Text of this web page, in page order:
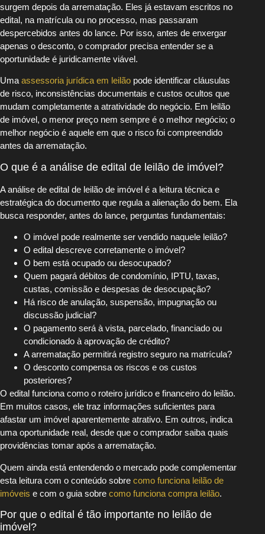
surgem depois da arrematação. Eles já estavam escritos no
edital, na matrícula ou no processo, mas passaram
despercebidos antes do lance. Por isso, antes de enxergar
apenas o desconto, o comprador precisa entender se a
oportunidade é juridicamente viável.
Umaassessoria jurídica em leilão pode identificar cláusulas
de risco, inconsistências documentais e custos ocultos que
mudam completamente a atratividade do negócio. Em leilão
de imóvel, o menor preço nem sempre é o melhor negócio; o
melhor negócio é aquele em que o risco foi compreendido
antes da arrematação.
O que é a análise de edital de leilão de imóvel?
A análise de edital de leilão de imóvel é a leitura técnica e
estratégica do documento que regula a alienação do bem. Ela
busca responder, antes do lance, perguntas fundamentais:
O imóvel pode realmente ser vendido naquele leilão?
O edital descreve corretamente o imóvel?
O bem está ocupado ou desocupado?
Quem pagará débitos de condomínio, IPTU, taxas,
custas, comissão e despesas de desocupação?
Há risco de anulação, suspensão, impugnação ou
discussão judicial?
O pagamento será à vista, parcelado, financiado ou
condicionado à aprovação de crédito?
A arrematação permitirá registro seguro na matrícula?
O desconto compensa os riscos e os custos
posteriores?
O edital funciona como o roteiro jurídico e financeiro do leilão.
Em muitos casos, ele traz informações suficientes para
afastar um imóvel aparentemente atrativo. Em outros, indica
uma oportunidade real, desde que o comprador saiba quais
providências tomar após a arrematação.
Quem ainda está entendendo o mercado pode complementar
esta leitura com o conteúdo sobre como funciona leilão de
imóveis e com o guia sobre como funciona compra leilão.
Por que o edital é tão importante no leilão de
imóvel?